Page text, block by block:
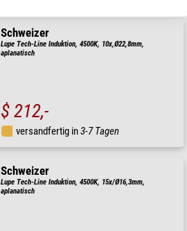
Schweizer
Lupe Tech-Line Induktion, 4500K, 10x,Ø22,8mm,
aplanatisch
$ 212,-
versandfertig in3-7 Tagen
Schweizer
Lupe Tech-Line Induktion, 4500K, 15x/Ø16,3mm,
aplanatisch